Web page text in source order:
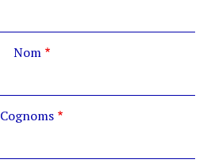
Nom
Cognoms